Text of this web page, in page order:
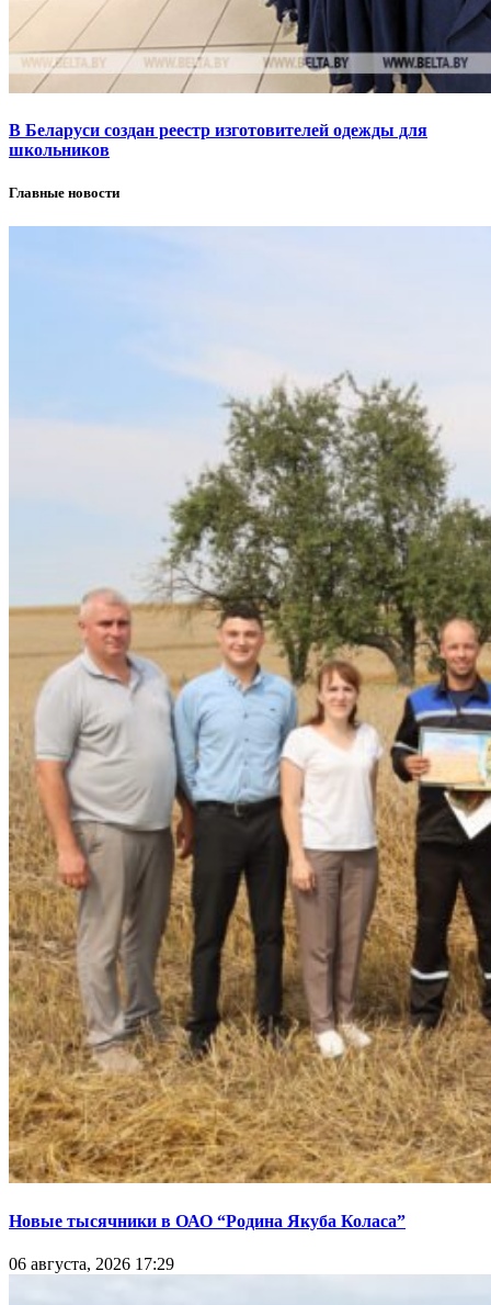
В Беларуси создан реестр изготовителей одежды для
школьников
Главные новости
Новые тысячники в ОАО “Родина Якуба Коласа”
06 августа, 2026 17:29